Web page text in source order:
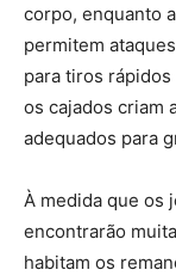
corpo, enquanto
permitem
para tiros
os cajados criam
adequados para
À medida que os
encontrarão
habitam os